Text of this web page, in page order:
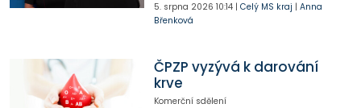
5. srpna 2026 10:14| Celý MS kraj | Anna
Břenková
ČPZP vyzývá k darování
krve
Komerční sdělení